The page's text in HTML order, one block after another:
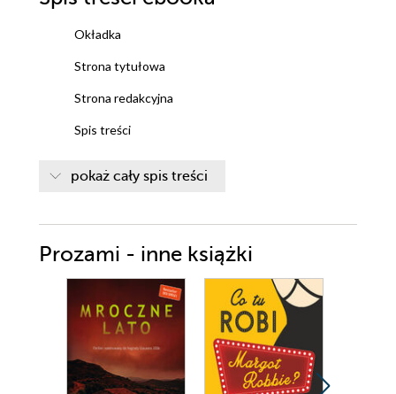
Okładka
Strona tytułowa
Strona redakcyjna
Spis treści
Rozdział 1
Rozdział 2
Rozdział 4
Rozdział 5
Rozdział 6
pokaż cały spis treści
Prozami - inne książki